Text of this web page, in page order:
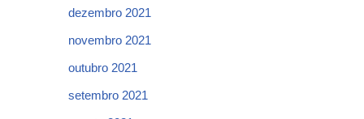
dezembro 2021
novembro 2021
outubro 2021
setembro 2021